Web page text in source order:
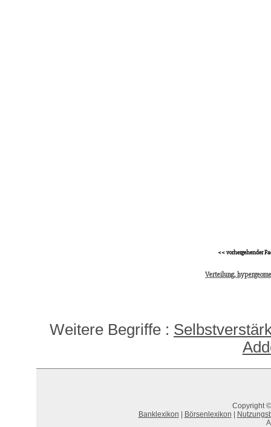
<< vorhergehender
Verteilung,
Weitere Begriffe :
Copyright
Banklexikon
Börsenlexikon